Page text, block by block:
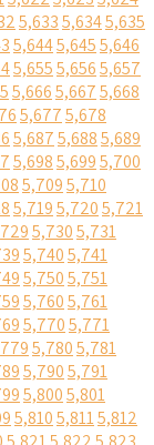
5,6335,6345,635
5,6445,6455,646
5,6555,6565,657
5,6665,6675,668
5,6775,678
5,6875,6885,689
5,6985,6995,700
5,7095,710
5,7195,7205,721
5,7305,731
5,7405,741
5,7505,751
5,7605,761
5,7705,771
5,7805,781
5,7905,791
5,8005,801
5,8105,8115,812